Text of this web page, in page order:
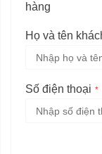
hàng
Họ và tên
Số điện thoại